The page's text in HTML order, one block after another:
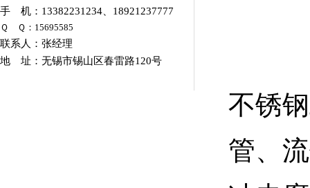
手 机：13382231234、18921237777
Ｑ Ｑ：15695585
联系人：张经理
地 址：无锡市锡山区春雷路120号
不锈
管、